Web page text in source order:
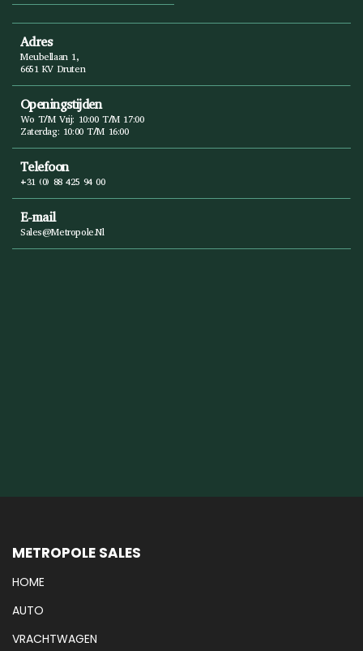
Adres
Meubellaan 1,
6651 KV Druten
Openingstijden
Wo T/m Vrij: 10:00 T/m 17:00
Zaterdag: 10:00 T/m 16:00
Telefoon
+31 (0) 88 425 94 00
E-mail
Sales@metropole.nl
METROPOLE SALES
HOME
AUTO
VRACHTWAGEN